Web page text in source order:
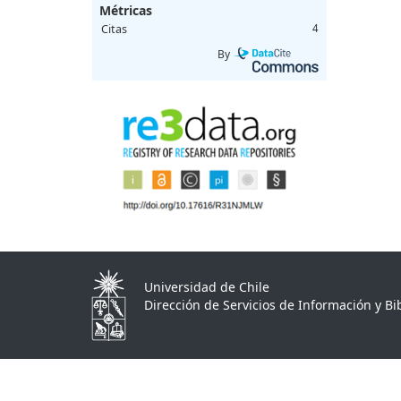
Métricas
Citas 4
By
Universidad de Chile
Dirección de Servicios de Información y